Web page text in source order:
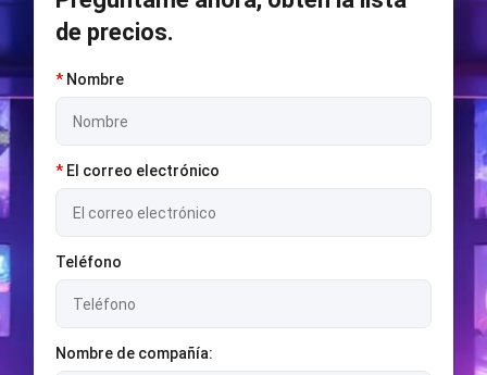
de precios.
* Nombre
* El correo electrónico
Teléfono
Nombre de compañía: